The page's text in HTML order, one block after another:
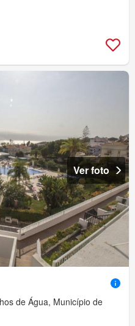
Ver foto
de Água, Município de